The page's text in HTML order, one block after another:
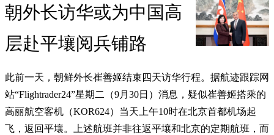
朝外长访华或为中国高
层赴平壤阅兵铺路
此前一天，朝鲜外长崔善姬结束四天访华行程。据航迹跟踪网
站“Flightrader24”星期二（9月30日）消息，疑似崔善姬搭乘的
高丽航空客机（KOR624）当天上午10时在北京首都机场起
飞，返回平壤。上述航班并非往返平壤和北京的定期航班，而